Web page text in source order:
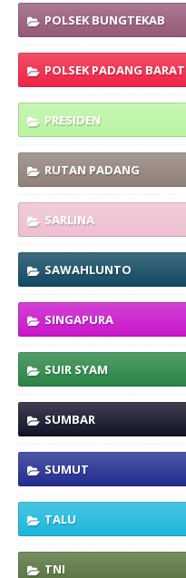
POLSEK BUNGTEKAB
POLSEK PADANG BARAT
PRESIDEN
RUTAN PADANG
SARLINA
SAWAHLUNTO
SINGAPURA
SUIR SYAM
SUMBAR
SUMUT
TALU
TNI